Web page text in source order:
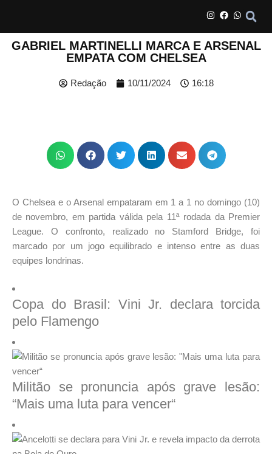
GABRIEL MARTINELLI MARCA E ARSENAL
EMPATA COM CHELSEA
Redação 10/11/2024 16:18
O Chelsea e o Arsenal empataram em 1 a 1 no domingo (10)
de novembro, em partida válida pela 11ª rodada da Premier
League. O confronto, realizado no Stamford Bridge, foi
marcado por um jogo equilibrado e intenso entre as duas
equipes londrinas.
Copa do Brasil: Vini Jr. declara torcida
pelo Flamengo
Militão se pronuncia após grave lesão:
“Mais uma luta para vencer“